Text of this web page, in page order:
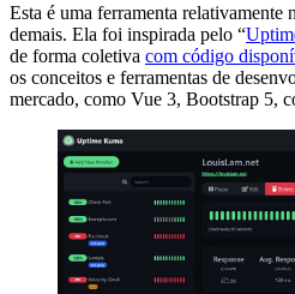
Esta é uma ferramenta relativamente
demais. Ela foi inspirada pelo “
de forma coletiva com código
os conceitos e ferramentas de
mercado, como Vue 3, Bootstrap 5,